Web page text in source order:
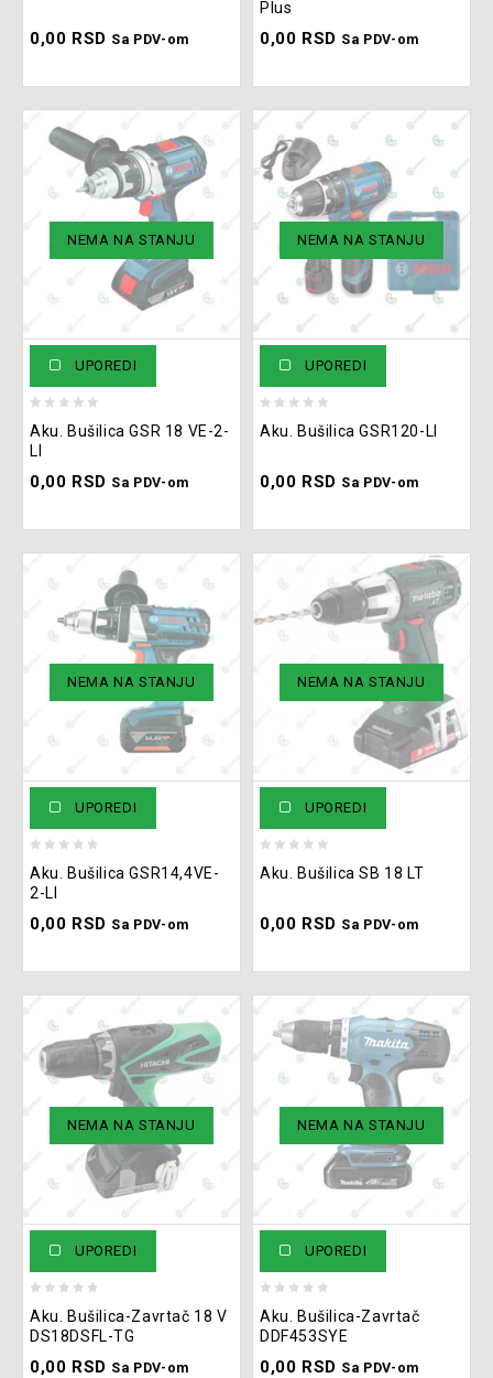
5
0,00 RSD Sa PDV-om
of
5
Plus
0,00 RSD Sa PDV-om
NEMA NA STANJU
UPOREDI
out
of
5
Aku. Bušilica GSR 18 VE-2-
LI
0,00 RSD Sa PDV-om
NEMA NA STANJU
UPOREDI
out
5
Aku. Bušilica GSR120-LI
0,00 RSD Sa PDV-om
NEMA NA STANJU
UPOREDI
out
of
5
Aku. Bušilica GSR14,4VE-
2-LI
0,00 RSD Sa PDV-om
NEMA NA STANJU
UPOREDI
out
5
Aku. Bušilica SB 18 LT
0,00 RSD Sa PDV-om
NEMA NA STANJU
UPOREDI
out
of
5
Aku. Bušilica-Zavrtač 18 V
DS18DSFL-TG
0,00 RSD Sa PDV-om
NEMA NA STANJU
UPOREDI
out
of
5
Aku. Bušilica-Zavrtač
DDF453SYE
0,00 RSD Sa PDV-om